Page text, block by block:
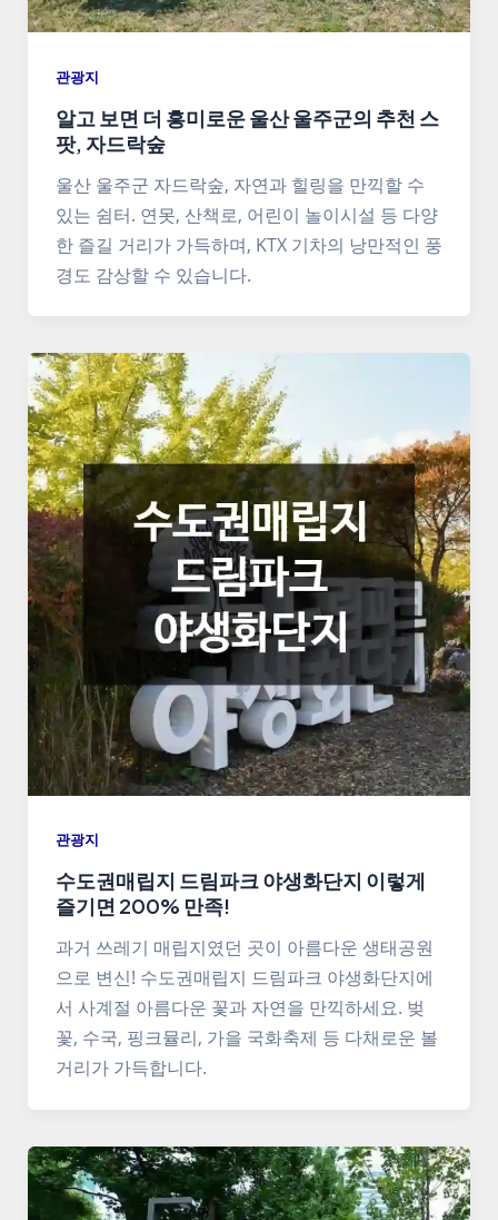
관광지
알고 보면 더 흥미로운 울산 울주군의 추천 스
팟, 자드락숲
울산 울주군 자드락숲, 자연과 힐링을 만끽할 수
있는 쉼터. 연못, 산책로, 어린이 놀이시설 등 다양
한 즐길 거리가 가득하며, KTX 기차의 낭만적인 풍
경도 감상할 수 있습니다.
관광지
수도권매립지 드림파크 야생화단지 이렇게
즐기면 200% 만족!
과거 쓰레기 매립지였던 곳이 아름다운 생태공원
으로 변신! 수도권매립지 드림파크 야생화단지에
서 사계절 아름다운 꽃과 자연을 만끽하세요. 벚
꽃, 수국, 핑크뮬리, 가을 국화축제 등 다채로운 볼
거리가 가득합니다.